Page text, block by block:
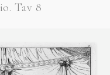
Tav 8